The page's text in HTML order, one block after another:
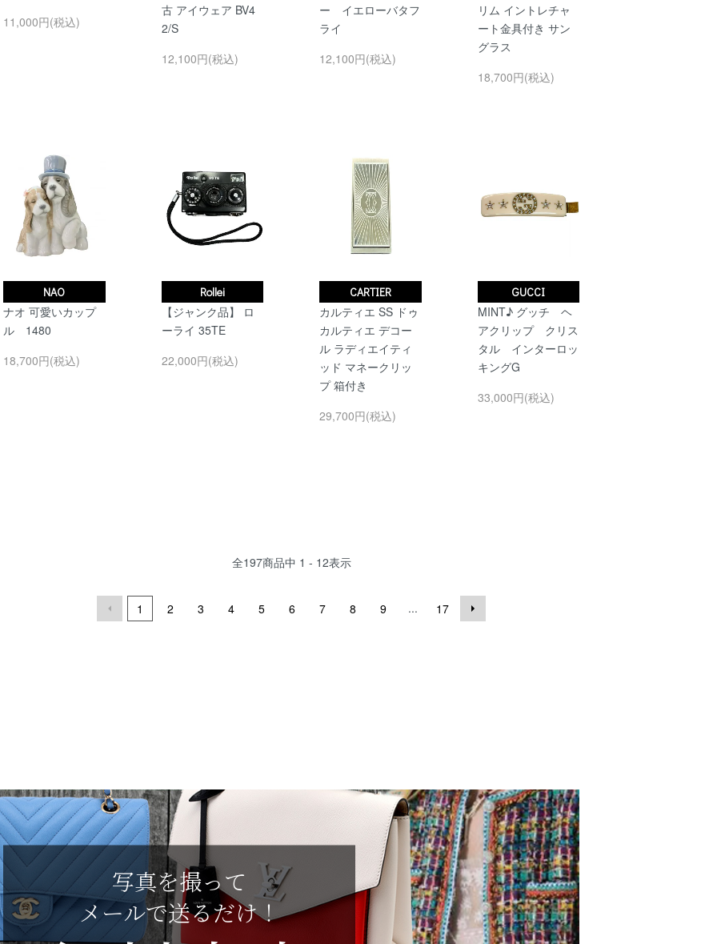
11,000円(税込)
古 アイウェア BV4
2/S
12,100円(税込)
ー イエローバタフ
ライ
12,100円(税込)
リム イントレチャ
ート金具付き サン
グラス
18,700円(税込)
NAO
ナオ 可愛いカップ
ル 1480
18,700円(税込)
Rollei
【ジャンク品】 ロ
ーライ 35TE
22,000円(税込)
CARTIER
カルティエ SS ドゥ
カルティエ デコー
ル ラディエイティ
ッド マネークリッ
プ 箱付き
29,700円(税込)
GUCCI
MINT♪ グッチ ヘ
アクリップ クリス
タル インターロッ
キングG
33,000円(税込)
全197商品中 1 - 12表示
1 2 3 4 5 6 7 8 9 ... 17
写真を撮って
メールで送るだけ！